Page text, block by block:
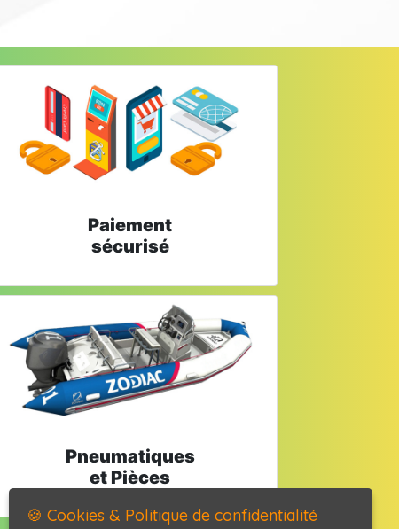
Paiement
sécurisé
Pneumatiques
et Pièces
🍪 Cookies & Politique de confidentialité